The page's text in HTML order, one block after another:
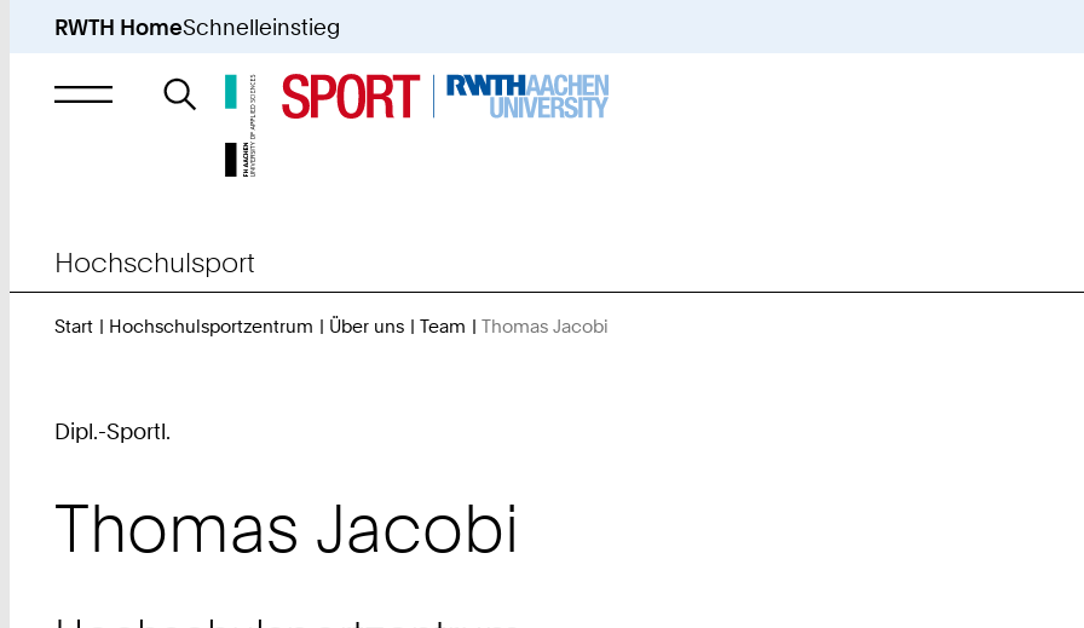
RWTH HomeSchnelleinstieg
Suche
nach
Hochschulsport
Start Hochschulsportzentrum Über uns Team Thomas Jacobi
Dipl.-Sportl.
Thomas Jacobi